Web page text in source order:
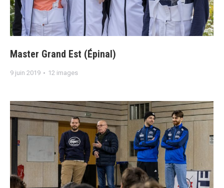
Master Grand Est (Épinal)
9 juin 2019 12 images